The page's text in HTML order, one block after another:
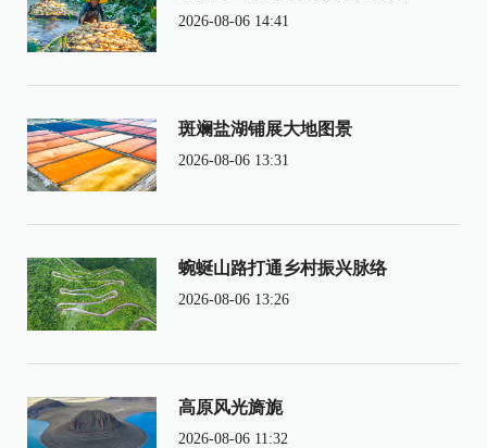
2026-08-06 14:41
斑斓盐湖铺展大地图景
2026-08-06 13:31
蜿蜒山路打通乡村振兴脉络
2026-08-06 13:26
高原风光旖旎
2026-08-06 11:32